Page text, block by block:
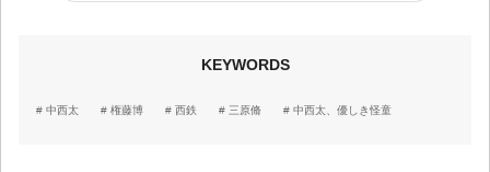
KEYWORDS
中西太 権藤博 西鉄 三原脩 中西太、優しき怪童